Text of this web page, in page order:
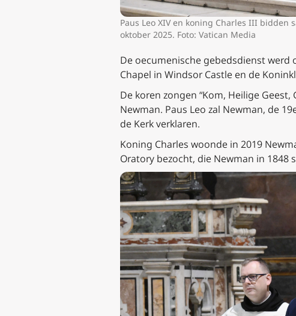
Paus Leo XIV en koning Charles III
oktober 2025. Foto: Vatican Media
De oecumenische gebedsdienst werd
Chapel in Windsor Castle en de
De koren zongen “Kom, Heilige
Newman. Paus Leo zal Newman, de
de Kerk verklaren.
Koning Charles woonde in 2019
Oratory bezocht, die Newman in 1848